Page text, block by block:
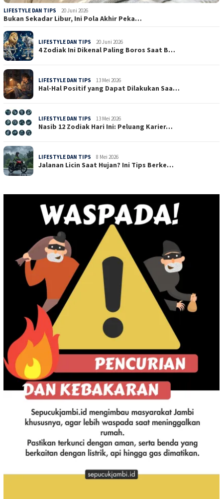
LIFESTYLE DAN TIPS 20 Juni 2026
Bukan Sekadar Libur, Ini Pola Akhir Peka…
LIFESTYLE DAN TIPS 20 Juni 2026
4 Zodiak Ini Dikenal Paling Boros Saat B…
LIFESTYLE DAN TIPS 13 Mei 2026
Hal-Hal Positif yang Dapat Dilakukan Saa…
LIFESTYLE DAN TIPS 13 Mei 2026
Nasib 12 Zodiak Hari Ini: Peluang Karier…
LIFESTYLE DAN TIPS 8 Mei 2026
Jalanan Licin Saat Hujan? Ini Tips Berke…